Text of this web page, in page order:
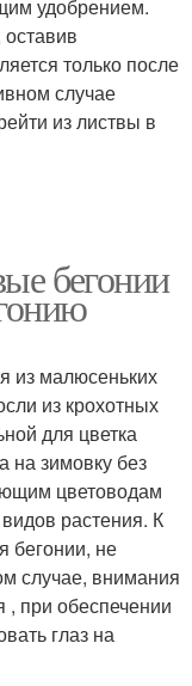
удобрением.
только после
случае
из листвы в
бегонии
из малюсеньких
из крохотных
для цветка
на зимовку без
цветоводам
растения. К
бегонии, не
случае, внимания
, при обеспечении
глаз на